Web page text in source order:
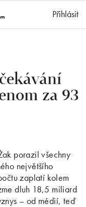
Přihlásit
za 93
porazil všechny
největšího
zaplatí kolem
dluh 18,5 miliard
– od médií, teď